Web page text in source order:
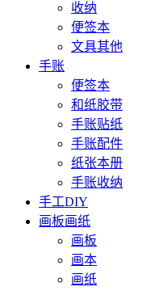
收纳
便签本
文具其他
手账
便签本
和纸胶带
手账贴纸
手账配件
纸张本册
手账收纳
手工DIY
画板画纸
画板
画本
画纸